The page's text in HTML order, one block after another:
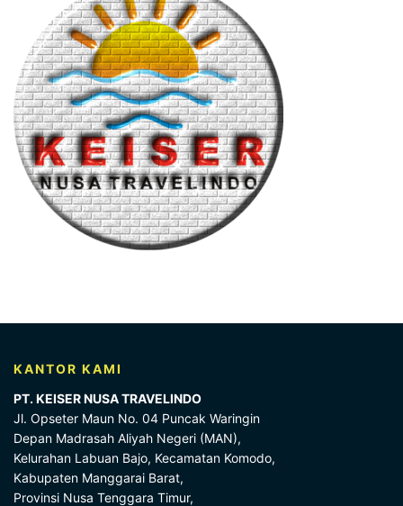
KANTOR KAMI
PT. KEISER NUSA TRAVELINDO
Jl. Opseter Maun No. 04 Puncak Waringin
Depan Madrasah Aliyah Negeri (MAN),
Kelurahan Labuan Bajo, Kecamatan Komodo,
Kabupaten Manggarai Barat,
Provinsi Nusa Tenggara Timur,